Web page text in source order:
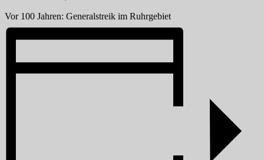
Vor 100 Jahren: Generalstreik im Ruhrgebiet